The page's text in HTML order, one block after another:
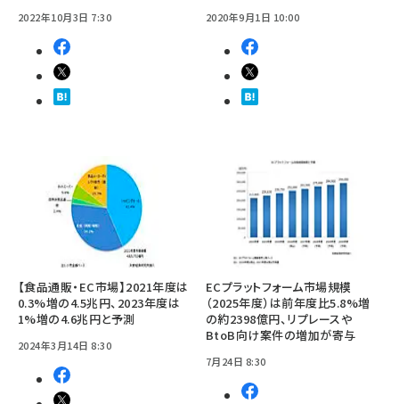
2022年10月3日 7:30 2020年9月1日 10:00
【食品通販・EC市場】2021年度は
0.3%増の4.5兆円、2023年度は
1%増の4.6兆円と予測
2024年3月14日 8:30
ECプラットフォーム市場規模
（2025年度）は前年度比5.8%増
の約2398億円、リプレースや
BtoB向け案件の増加が寄与
7月24日 8:30